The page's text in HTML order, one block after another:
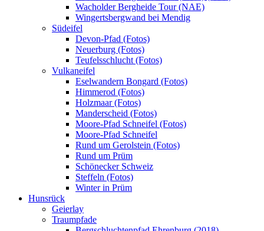
Wacholder Bergheide Tour (NAE)
Wingertsbergwand bei Mendig
Südeifel
Devon-Pfad (Fotos)
Neuerburg (Fotos)
Teufelsschlucht (Fotos)
Vulkaneifel
Eselwandern Bongard (Fotos)
Himmerod (Fotos)
Holzmaar (Fotos)
Manderscheid (Fotos)
Moore-Pfad Schneifel (Fotos)
Moore-Pfad Schneifel
Rund um Gerolstein (Fotos)
Rund um Prüm
Schönecker Schweiz
Steffeln (Fotos)
Winter in Prüm
Hunsrück
Geierlay
Traumpfade